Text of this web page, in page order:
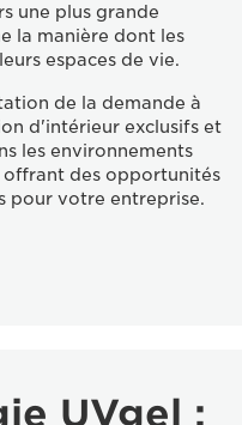
une plus grande
la manière dont les
espaces de vie.
de la demande à
d'intérieur exclusifs et
les environnements
offrant des opportunités
pour votre entreprise.
UVgel :